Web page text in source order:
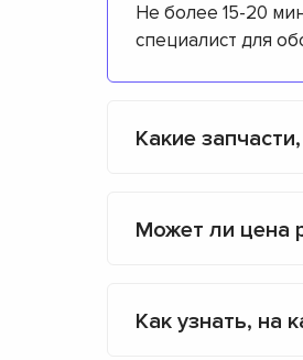
Не более 15-20
специалист для
Какие
Может ли цена
Как узнать, на